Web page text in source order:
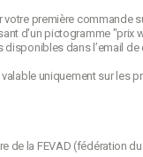
votre première commande
d'un pictogramme "prix
disponibles dans l’email
valable uniquement sur
de la FEVAD (fédération